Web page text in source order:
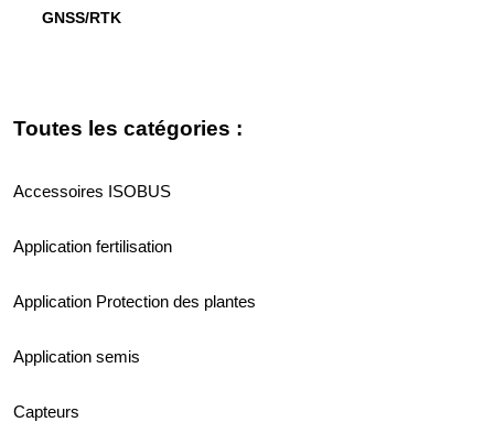
GNSS/RTK
Toutes les catégories :
Accessoires ISOBUS
Application fertilisation
Application Protection des plantes
Application semis
Capteurs